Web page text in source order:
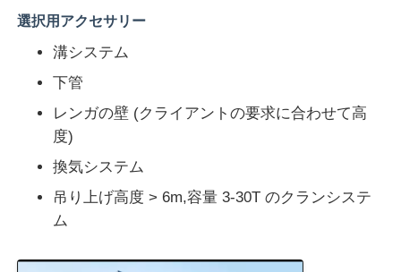
鋼鉄構造水タンク塔
粉体塗装鋼構造
選択用アクセサリー
溝システム
下管
レンガの壁 (クライアントの要求に合わせて高
度)
換気システム
吊り上げ高度 > 6m,容量 3-30T のクランシステ
ム